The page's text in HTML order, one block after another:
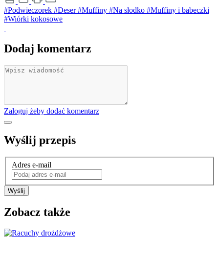
#Podwieczorek #Deser#Muffiny #Na słodko #Muffiny i babeczki
#Wiórki kokosowe
Dodaj komentarz
Zaloguj żeby dodać komentarz
Wyślij przepis
Adres e-mail
Wyślij
Zobacz także